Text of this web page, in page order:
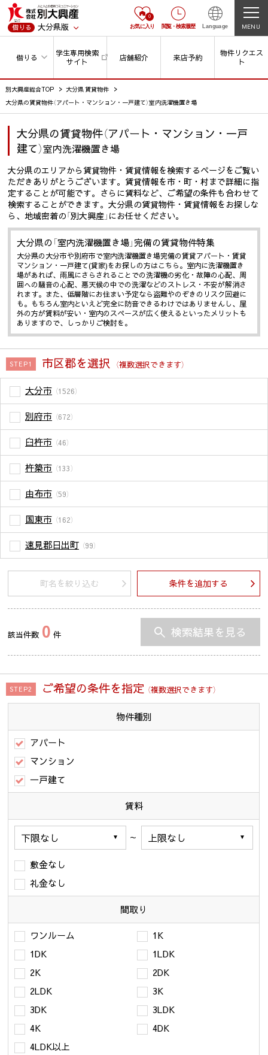
借りる 大分県版
0
お気に入り 閲覧・ 検索履歴 Language MENU
借りる
学生専用検索
サイト
店舗紹介 来店予約
物件リクエス
ト
別大興産総合TOP
大分県 賃貸物件
大分県の賃貸物件（アパート・マンション・一戸建て）室内洗濯機置き場
大分県の賃貸物件（アパート・マンション・一戸
建て）室内洗濯機置き場
大分県のエリアから賃貸物件・賃貸情報を検索するページをご覧い
ただきありがとうございます。賃貸情報を市・町・村まで詳細に指
定することが可能です。さらに賃料など、ご希望の条件も合わせて
検索することができます。大分県の賃貸物件・賃貸情報をお探しな
ら、地域密着の「別大興産」にお任せください。
大分県の「室内洗濯機置き場」完備の賃貸物件特集
大分県の大分市や別府市で室内洗濯機置き場完備の賃貸アパート・賃貸
マンション・一戸建て(貸家)をお探しの方はこちら。室内に洗濯機置き
場があれば、雨風にさらされることでの洗濯機の劣化・故障の心配、周
囲への騒音の心配、悪天候の中での洗濯などのストレス・不安が解消さ
れます。また、低層階にお住まい予定なら盗難やのぞきのリスク回避に
も。もちろん室内といえど完全に防音できるわけではありませんし、屋
外の方が賃料が安い・室内のスペースが広く使えるといったメリットも
ありますので、しっかりご検討を。
STEP1 市区郡を選択 （複数選択できます）
大分市 （1526）
別府市 （672）
臼杵市 （46）
杵築市 （133）
由布市 （59）
国東市 （162）
速見郡日出町 （99）
町名を絞り込む 条件を追加する
該当件数 0 件 検索結果を見る
STEP2 ご希望の条件を指定 （複数選択できます）
物件種別
アパート
マンション
一戸建て
賃料
～
敷金なし
礼金なし
間取り
ワンルーム
1K
1DK
1LDK
2K
2DK
2LDK
3K
3DK
3LDK
4K
4DK
4LDK以上